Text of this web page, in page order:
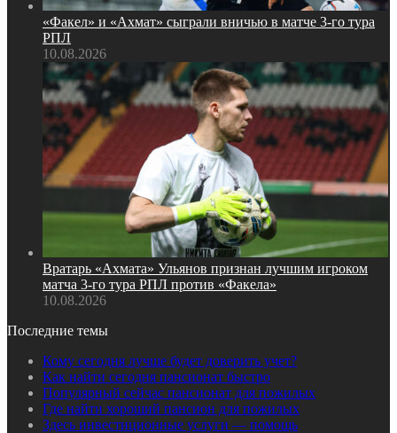
«Факел» и «Ахмат» сыграли вничью в матче 3‑го тура
РПЛ
10.08.2026
Вратарь «Ахмата» Ульянов признан лучшим игроком
матча 3‑го тура РПЛ против «Факела»
10.08.2026
Последние темы
Кому сегодня лучше будет доверить учет?
Как найти сегодня пансионат быстро
Популярный сейчас пансионат для пожилых
Где найти хороший пансион для пожилых
Здесь инвестиционные услуги — помощь